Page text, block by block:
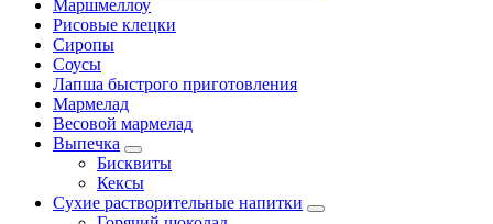
Маршмеллоу
Рисовые клецки
Сиропы
Соусы
Лапша быстрого приготовления
Мармелад
Весовой мармелад
Выпечка
Бисквиты
Кексы
Сухие растворительные напитки